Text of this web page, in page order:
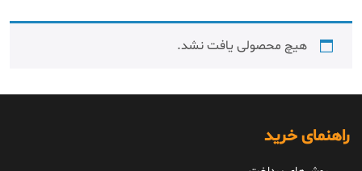
هیچ محصولی یافت نشد.
راهنمای خرید